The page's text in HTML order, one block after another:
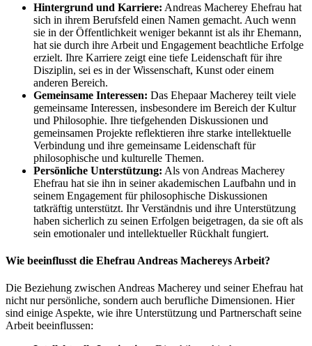
Hintergrund und Karriere: Andreas Macherey Ehefrau hat
sich in ihrem Berufsfeld einen Namen gemacht. Auch wenn
sie in der Öffentlichkeit weniger bekannt ist als ihr Ehemann,
hat sie durch ihre Arbeit und Engagement beachtliche Erfolge
erzielt. Ihre Karriere zeigt eine tiefe Leidenschaft für ihre
Disziplin, sei es in der Wissenschaft, Kunst oder einem
anderen Bereich.
Gemeinsame Interessen: Das Ehepaar Macherey teilt viele
gemeinsame Interessen, insbesondere im Bereich der Kultur
und Philosophie. Ihre tiefgehenden Diskussionen und
gemeinsamen Projekte reflektieren ihre starke intellektuelle
Verbindung und ihre gemeinsame Leidenschaft für
philosophische und kulturelle Themen.
Persönliche Unterstützung: Als von Andreas Macherey
Ehefrau hat sie ihn in seiner akademischen Laufbahn und in
seinem Engagement für philosophische Diskussionen
tatkräftig unterstützt. Ihr Verständnis und ihre Unterstützung
haben sicherlich zu seinen Erfolgen beigetragen, da sie oft als
sein emotionaler und intellektueller Rückhalt fungiert.
Wie beeinflusst die Ehefrau Andreas Machereys Arbeit?
Die Beziehung zwischen Andreas Macherey und seiner Ehefrau hat
nicht nur persönliche, sondern auch berufliche Dimensionen. Hier
sind einige Aspekte, wie ihre Unterstützung und Partnerschaft seine
Arbeit beeinflussen: